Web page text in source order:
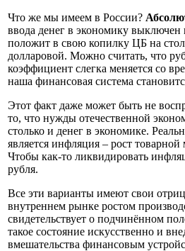
Что же мы имеем в России?
ввода денег в экономику
положит в свою копилку ЦБ на
долларовой. Можно считать, что
коэффициент слегка меняется со
наша финансовая система
Этот факт даже может быть не
то, что нужды отечественной
столько и денег в экономике.
является инфляция – рост
Чтобы как-то ликвидировать
рубля.
Все эти варианты имеют свои
внутреннем рынке ростом
свидетельствует о подчинённом
такое состояние искусственно и
вмешательства финансовым